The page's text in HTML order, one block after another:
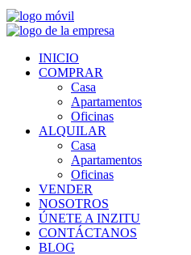
INICIO
COMPRAR
Casa
Apartamentos
Oficinas
ALQUILAR
Casa
Apartamentos
Oficinas
VENDER
NOSOTROS
ÚNETE A INZITU
CONTÁCTANOS
BLOG